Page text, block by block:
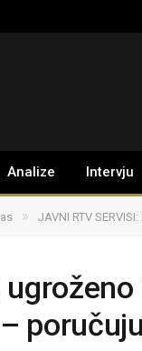
Analize Intervju
» JAVNI RTV